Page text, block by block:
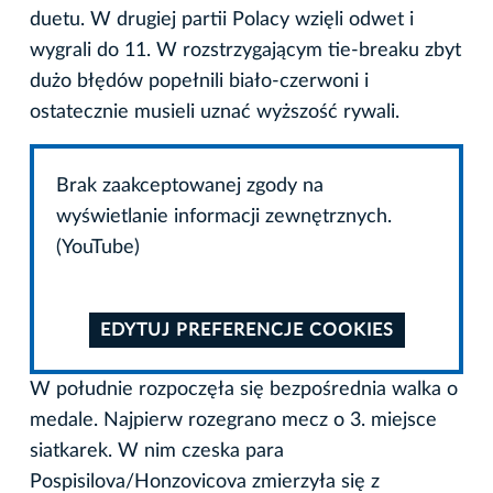
duetu. W drugiej partii Polacy wzięli odwet i
wygrali do 11. W rozstrzygającym tie-breaku zbyt
dużo błędów popełnili biało-czerwoni i
ostatecznie musieli uznać wyższość rywali.
Brak zaakceptowanej zgody na
wyświetlanie informacji zewnętrznych.
(YouTube)
EDYTUJ PREFERENCJE COOKIES
W południe rozpoczęła się bezpośrednia walka o
medale. Najpierw rozegrano mecz o 3. miejsce
siatkarek. W nim czeska para
Pospisilova/Honzovicova zmierzyła się z